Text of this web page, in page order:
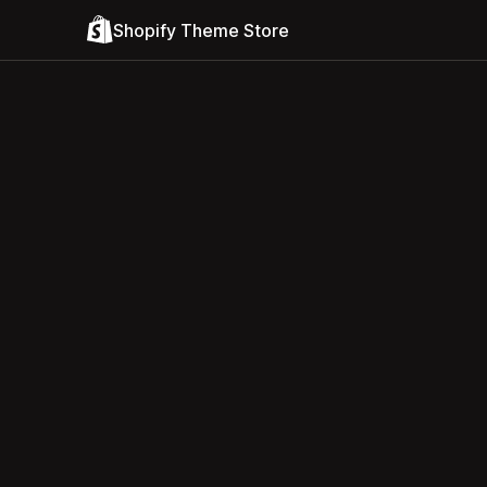
Shopify Theme Store